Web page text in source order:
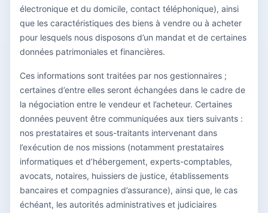
électronique et du domicile, contact téléphonique), ainsi
que les caractéristiques des biens à vendre ou à acheter
pour lesquels nous disposons d’un mandat et de certaines
données patrimoniales et financières.
Ces informations sont traitées par nos gestionnaires ;
certaines d’entre elles seront échangées dans le cadre de
la négociation entre le vendeur et l’acheteur. Certaines
données peuvent être communiquées aux tiers suivants :
nos prestataires et sous-traitants intervenant dans
l’exécution de nos missions (notamment prestataires
informatiques et d’hébergement, experts-comptables,
avocats, notaires, huissiers de justice, établissements
bancaires et compagnies d’assurance), ainsi que, le cas
échéant, les autorités administratives et judiciaires